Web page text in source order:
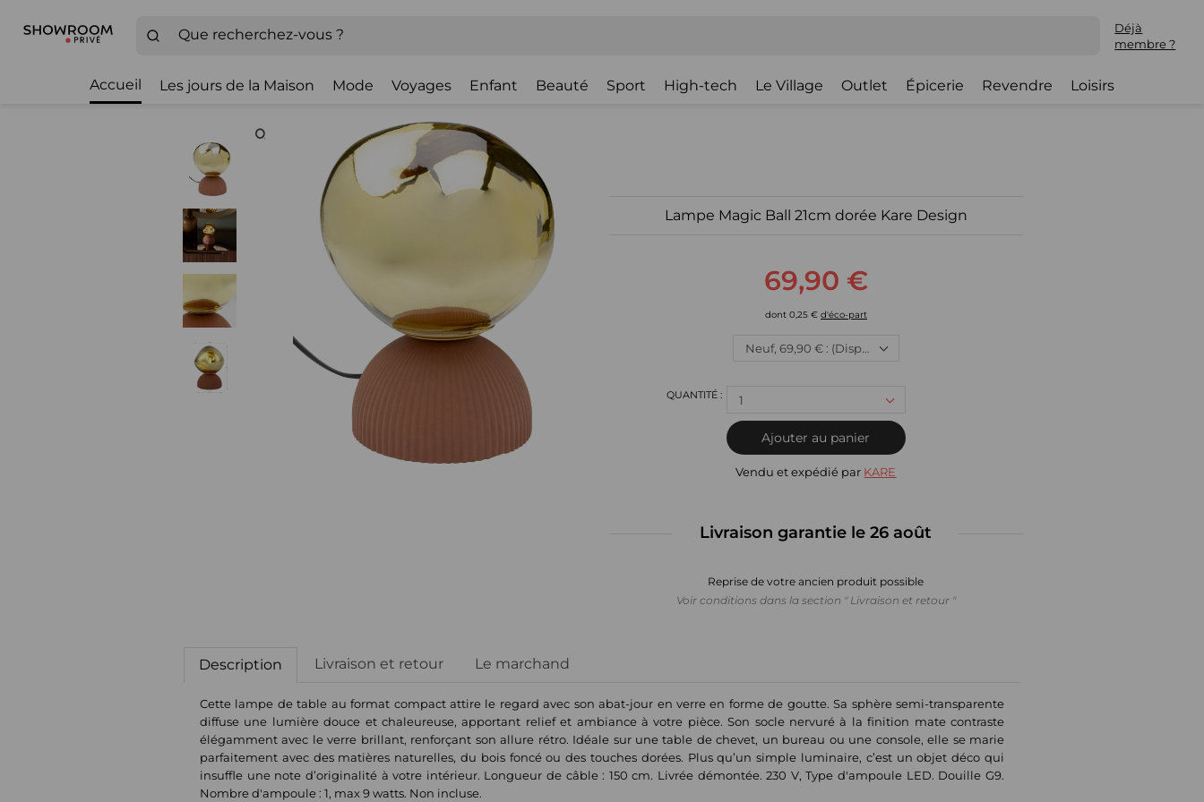
Déjà
membre ?
Accueil Les jours de la Maison Mode Voyages Enfant Beauté Sport High-tech Le Village Outlet Épicerie Revendre Loisirs
Lampe Magic Ball 21cm dorée Kare Design
69,90 €
dont 0,25 € d'éco-part
Neuf, 69,90 € : (Disponible)
1
Ajouter au panier
Vendu et expédié par KARE
Livraison garantie le 26 août
Reprise de votre ancien produit possible
Voir conditions dans la section " Livraison et retour "
Description Livraison et retour Le marchand
Cette lampe de table au format compact attire le regard avec son abat-jour en verre en forme de goutte. Sa sphère semi-transparente
diffuse une lumière douce et chaleureuse, apportant relief et ambiance à votre pièce. Son socle nervuré à la finition mate contraste
élégamment avec le verre brillant, renforçant son allure rétro. Idéale sur une table de chevet, un bureau ou une console, elle se marie
parfaitement avec des matières naturelles, du bois foncé ou des touches dorées. Plus qu’un simple luminaire, c’est un objet déco qui
insuffle une note d’originalité à votre intérieur. Longueur de câble : 150 cm. Livrée démontée. 230 V, Type d'ampoule LED. Douille G9.
Nombre d'ampoule : 1, max 9 watts. Non incluse.